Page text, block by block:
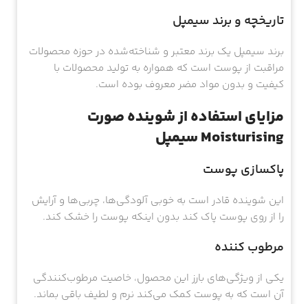
تاریخچه و برند سیمپل
برند سیمپل یک برند معتبر و شناخته‌شده در حوزه محصولات
مراقبت از پوست است که همواره به تولید محصولات با
کیفیت و بدون مواد مضر معروف بوده است.
مزایای استفاده از شوینده صورت
Moisturising سیمپل
پاکسازی پوست
این شوینده قادر است به خوبی آلودگی‌ها، چربی‌ها و آرایش
را از روی پوست پاک کند بدون اینکه پوست را خشک کند.
مرطوب کننده
یکی از ویژگی‌های بارز این محصول، خاصیت مرطوب‌کنندگی
آن است که به پوست کمک می‌کند نرم و لطیف باقی بماند.